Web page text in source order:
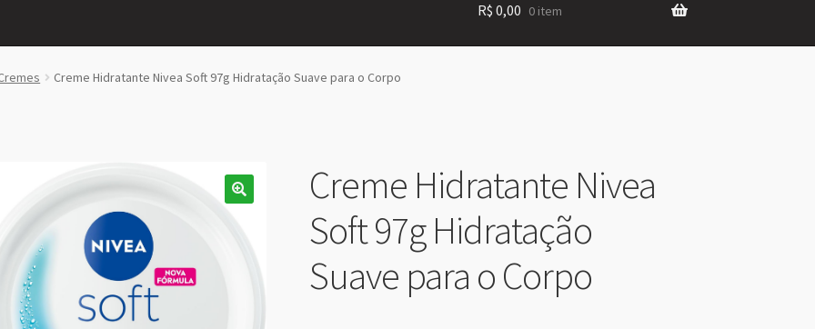
R$ 0,00 0 item
Creme Hidratante Nivea Soft 97g Hidratação Suave para o Corpo
Creme Hidratante Nivea
Soft 97g Hidratação
Suave para o Corpo